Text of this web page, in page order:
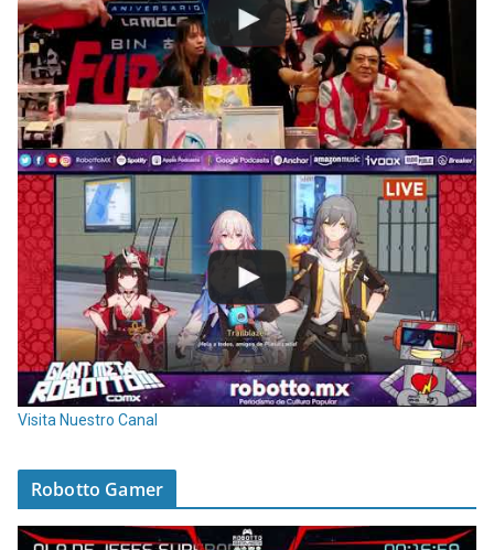
Visita Nuestro Canal
Robotto Gamer